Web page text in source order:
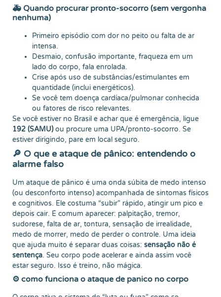
🚑 Quando procurar pronto-socorro (sem vergonha
nenhuma)
Primeiro episódio com dor no peito ou falta de ar
intensa.
Desmaio, confusão importante, fraqueza em um
lado do corpo, fala enrolada.
Crise após uso de substâncias/estimulantes em
quantidade (inclui energéticos).
Se você tem doença cardíaca/pulmonar conhecida
ou fatores de risco relevantes.
Se você estiver no Brasil e achar que é emergência, ligue
192 (SAMU)ou procure uma UPA/pronto-socorro. Se
estiver dirigindo, pare em local seguro.
🔎 O que e ataque de pânico: entendendo o
alarme falso
Um ataque de pânico é uma onda súbita de medo intenso
(ou desconforto intenso) acompanhada de sintomas físicos
e cognitivos. Ele costuma “subir” rápido, atingir um pico e
depois cair. É comum aparecer: palpitação, tremor,
sudorese, falta de ar, tontura, sensação de irrealidade,
medo de morrer, medo de perder o controle. Uma ideia
que ajuda muito é separar duas coisas: sensação não é
sentença. Seu corpo pode acelerar e ainda assim você
estar seguro. Isso é treino, não mágica.
⚙️ como funciona o ataque de panico no corpo